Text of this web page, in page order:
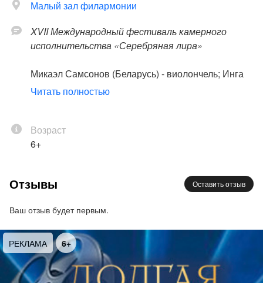
Малый зал филармонии
XVII Международный фестиваль камерного
исполнительства «Серебряная лира»
Микаэл Самсонов (Беларусь) - виолончель; Инга
Дзекцер - фортепиано
Читать полностью
Возраст
6+
Отзывы Оставить отзыв
Ваш отзыв будет первым.
РЕКЛАМА 6+